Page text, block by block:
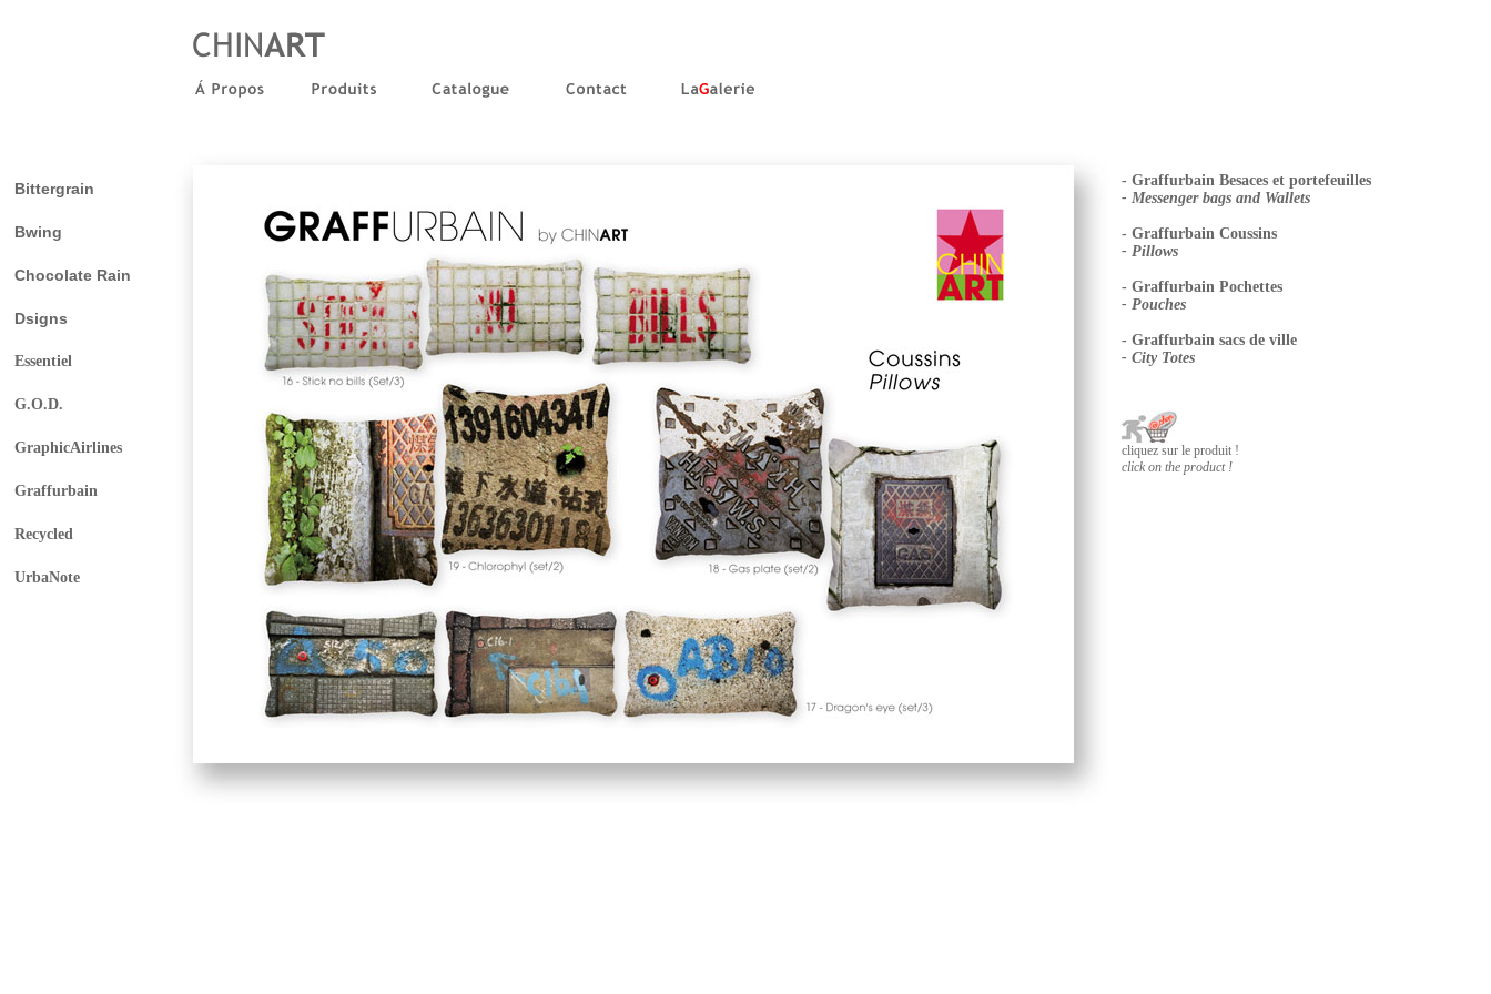
Bittergrain
Bwing
Chocolate Rain
Dsigns
Essentiel
G.O.D.
GraphicAirlines
Graffurbain
Recycled
UrbaNote
- Graffurbain Besaces et portefeuilles
- Messenger bags and Wallets
- Graffurbain Coussins
- Pillows
- Graffurbain Pochettes
- Pouches
- Graffurbain sacs de ville
- City Totes
cliquez sur le produit !
click on the product !